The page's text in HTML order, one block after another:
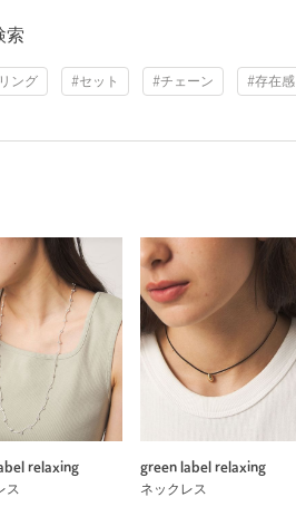
索
ング #セット #チェーン #存在感
relaxing
ス
green label relaxing
ネックレス